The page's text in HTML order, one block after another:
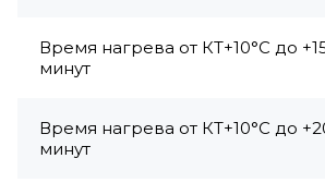
Время нагрева от КТ+10°C до
минут
Время нагрева от КТ+10°C до
минут